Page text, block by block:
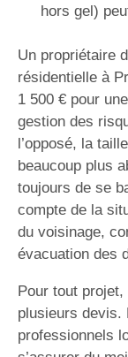
hors gel)
Un propriétaire
résidentielle à
1 500 € pour
gestion des
l’opposé, la
beaucoup plus
toujours de se
compte de la
du voisinage,
évacuation des
Pour tout
plusieurs devis.
professionnels